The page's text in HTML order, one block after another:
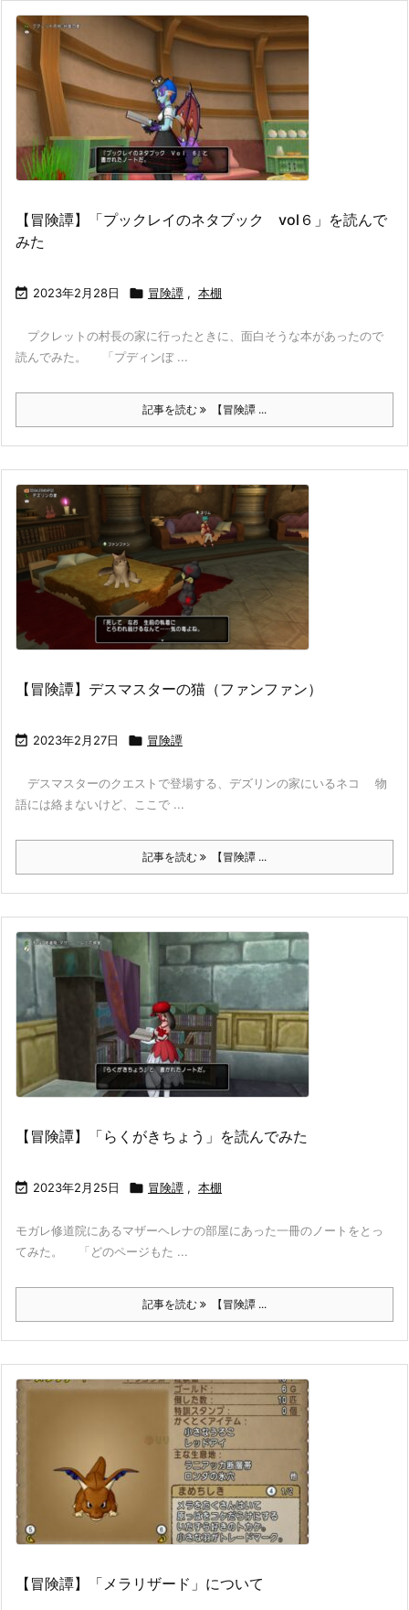
【冒険譚】「プックレイのネタブック vol６」を読んで
みた
 2023年2月28日  冒険譚 , 本棚
プクレットの村長の家に行ったときに、面白そうな本があったので
読んでみた。 「プディンぼ ...
記事を読む 【冒険譚 ...
【冒険譚】デスマスターの猫（ファンファン）
 2023年2月27日  冒険譚
デスマスターのクエストで登場する、デズリンの家にいるネコ 物
語には絡まないけど、ここで ...
記事を読む 【冒険譚 ...
【冒険譚】「らくがきちょう」を読んでみた
 2023年2月25日  冒険譚 , 本棚
モガレ修道院にあるマザーヘレナの部屋にあった一冊のノートをとっ
てみた。 「どのページもた ...
記事を読む 【冒険譚 ...
【冒険譚】「メラリザード」について